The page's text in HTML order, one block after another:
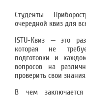
Студенты
очередной квиз для
ISTU-Квиз — это
которая не
подготовки и
вопросов на
проверить свои знания.
В чем